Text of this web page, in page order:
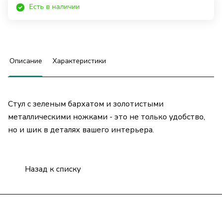
Есть в наличии
Описание Характеристики
Стул с зеленым бархатом и золотистыми
металлическими ножками - это не только удобство,
но и шик в деталях вашего интерьера.
Назад к списку